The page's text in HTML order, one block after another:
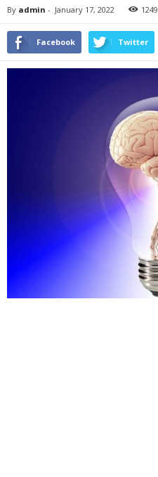
By admin - January 17, 2022 1249
Facebook Twitter